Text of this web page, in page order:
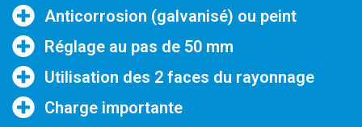
Anticorrosion (galvanisé) ou peint
Réglage au pas de 50 mm
Utilisation des 2 faces du rayonnage
Charge importante